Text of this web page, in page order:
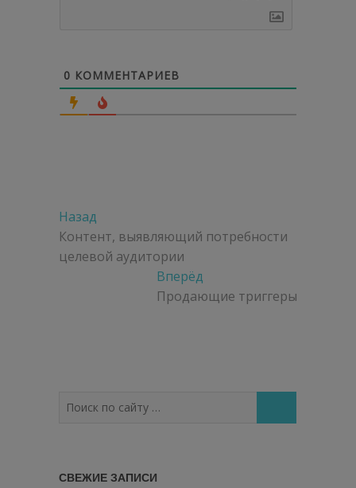
0 КОММЕНТАРИЕВ
Навигация
по
записям
Назад
запись:
Контент, выявляющий потребности
целевой аудитории
Вперёд
запись:
Продающие триггеры
по
СВЕЖИЕ ЗАПИСИ